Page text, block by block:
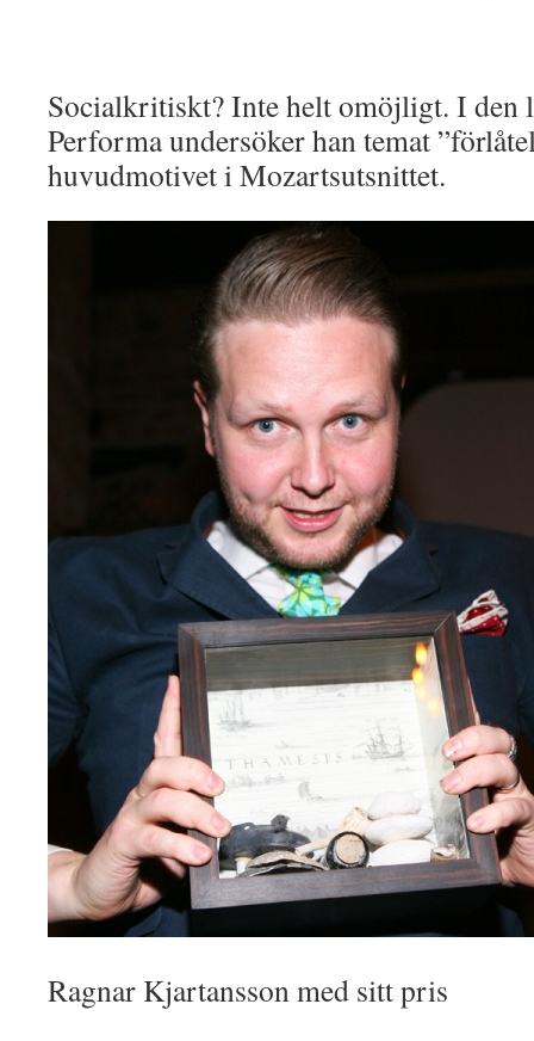
Socialkritiskt? Inte helt omöjligt. I den
Performa undersöker han temat
huvudmotivet i Mozartsutsnittet.
Ragnar Kjartansson med sitt pris